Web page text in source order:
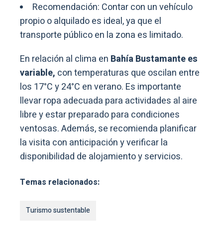
Recomendación: Contar con un vehículo
propio o alquilado es ideal, ya que el
transporte público en la zona es limitado.
En relación al clima en Bahía Bustamante es
variable, con temperaturas que oscilan entre
los 17°C y 24°C en verano. Es importante
llevar ropa adecuada para actividades al aire
libre y estar preparado para condiciones
ventosas. Además, se recomienda planificar
la visita con anticipación y verificar la
disponibilidad de alojamiento y servicios.
Temas relacionados:
Turismo sustentable